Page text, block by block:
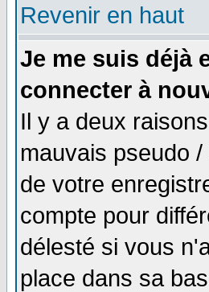
Revenir en haut
Je me suis déjà
connecter à
Il y a deux
mauvais pseudo
de votre
compte pour
délesté si vous
place dans sa